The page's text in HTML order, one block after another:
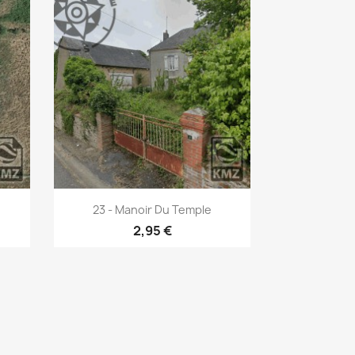
Aperçu rapide
23 - Manoir Du Temple
2,95 €